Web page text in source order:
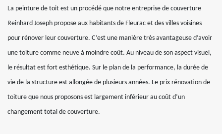
La peinture de toit est un procédé que notre entreprise de couverture
Reinhard Joseph propose aux habitants de Fleurac et des villes voisines
pour rénover leur couverture. C’est une manière très avantageuse d’avoir
une toiture comme neuve à moindre coût. Au niveau de son aspect visuel,
le résultat est fort esthétique. Sur le plan de la performance, la durée de
vie de la structure est allongée de plusieurs années. Le prix rénovation de
toiture que nous proposons est largement inférieur au coût d’un
changement total de couverture.